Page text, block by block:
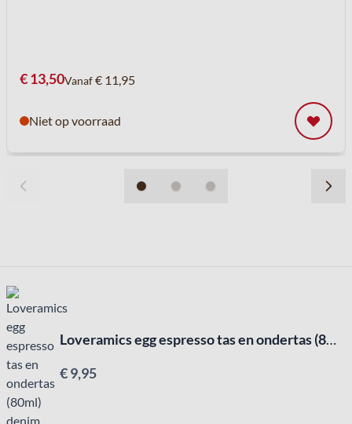
€ 13,50Vanaf€ 11,95
Niet op voorraad
Loveramics egg espresso tas en ondertas (80ml) denim
€ 9,95